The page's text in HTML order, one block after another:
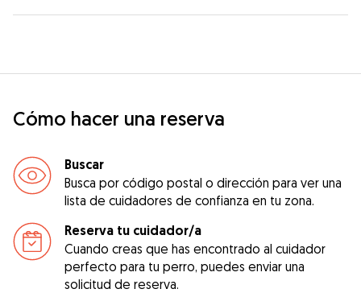
Cómo hacer una reserva
Buscar
Busca por código postal o dirección para ver una
lista de cuidadores de confianza en tu zona.
Reserva tu cuidador/a
Cuando creas que has encontrado al cuidador
perfecto para tu perro, puedes enviar una
solicitud de reserva.